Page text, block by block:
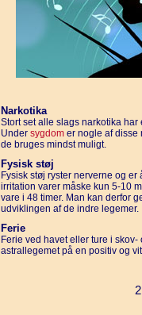
Narkotika
Stort set alle slags narkotika
Under sygdom er nogle af
de bruges mindst muligt.
Fysisk støj
Fysisk støj ryster nerverne og
irritation varer måske kun 5-10
vare i 48 timer. Man kan derfor
udviklingen af de indre legemer.
Ferie
Ferie ved havet eller ture i
astrallegemet på en positiv og